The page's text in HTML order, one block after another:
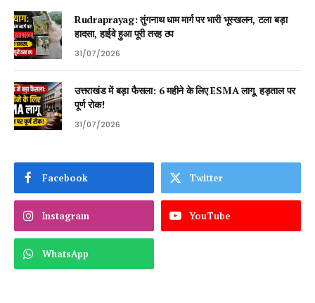
Rudraprayag: तुंगनाथ धाम मार्ग पर भारी भूस्खलन, टला बड़ा
हादसा, हाईवे हुआ पूरी तरह ठप
31/07/2026
उत्तराखंड में बड़ा फैसला: 6 महीने के लिए ESMA लागू, हड़ताल पर
पूर्ण रोक!
31/07/2026
Facebook Twitter
Instagram YouTube
WhatsApp